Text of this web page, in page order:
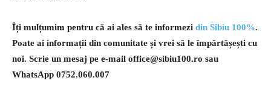
Îți mulțumim pentru că ai ales să te informezi din Sibiu 100%.
Poate ai informații din comunitate și vrei să le împărtășești cu
noi. Scrie un mesaj pe e-mail office@sibiu100.ro sau
WhatsApp 0752.060.007